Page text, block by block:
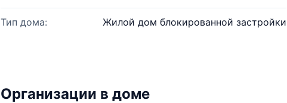
Тип дома: Жилой дом блокированной застройки
Организации в доме